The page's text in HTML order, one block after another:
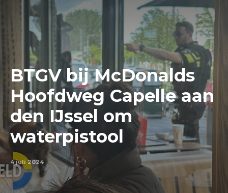
BTGV bij McDonalds
Hoofdweg Capelle aan
den IJssel om
waterpistool
4 juli 2024